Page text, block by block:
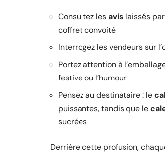
Consultez lesavis laissés
coffret convoité
Interrogez les vendeurs sur
Portez attention à
festive ou l’humour
Pensez au destinataire : le
puissantes, tandis que le
sucrées
Derrière cette profusion,